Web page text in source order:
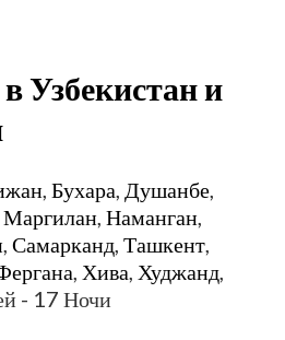
Узбекистан и
,Бухара, Душанбе,
Маргилан, Наманган,
, Самарканд, Ташкент,
, Хива, Худжанд,
- 17 Ночи